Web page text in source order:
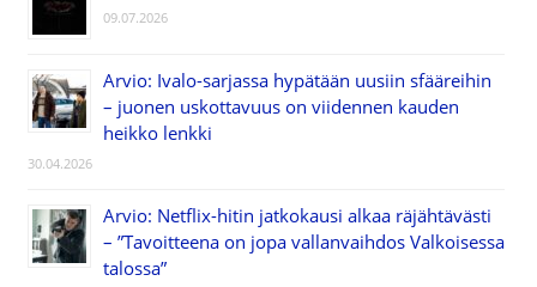
09.07.2026
Arvio: Ivalo-sarjassa hypätään uusiin sfääreihin
– juonen uskottavuus on viidennen kauden
heikko lenkki
30.04.2026
Arvio: Netflix-hitin jatkokausi alkaa räjähtävästi
– ”Tavoitteena on jopa vallanvaihdos Valkoisessa
talossa”